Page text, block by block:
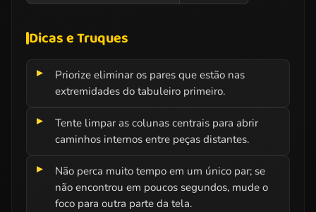
Dicas e Truques
Priorize eliminar os pares que estão nas
extremidades do tabuleiro primeiro.
Tente limpar as colunas centrais para abrir
caminhos internos entre peças distantes.
Não perca muito tempo em um único par; se
não encontrou em poucos segundos, mude o
foco para outra parte da tela.